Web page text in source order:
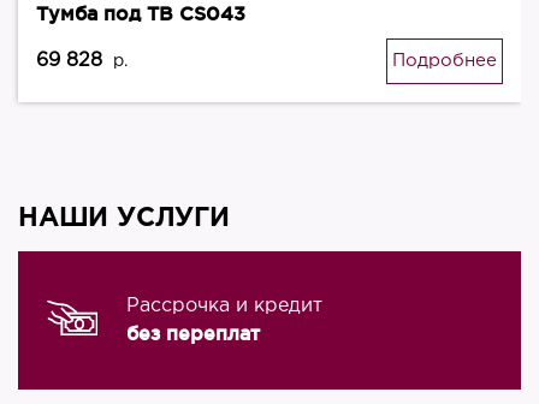
Тумба под ТВ CS043
69 828 р. Подробнее
НАШИ УСЛУГИ
Рассрочка и кредит
без переплат